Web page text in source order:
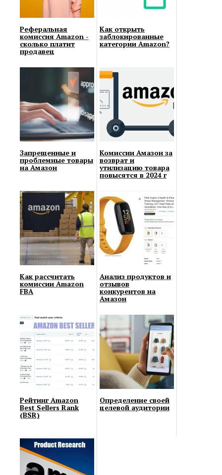
Реферальная
комиссия Amazon -
сколько платит
продавец
Как открыть
заблокированные
категории Amazon?
Запрещенные и
проблемные товары
на Амазон
Комиссии Амазон за
возврат и
утилизацию товара
повысятся в 2024 г
Как рассчитать
комиссии Amazon
FBA
Анализ продуктов и
отзывов
конкурентов на
Амазон
Рейтинг Amazon
Bеst Sеllеrs Rаnk
(BSR)
Определение своей
целевой аудитории